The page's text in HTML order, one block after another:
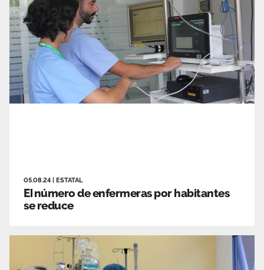
05.08.24 ESTATAL
El número de enfermeras por habitantes
se reduce